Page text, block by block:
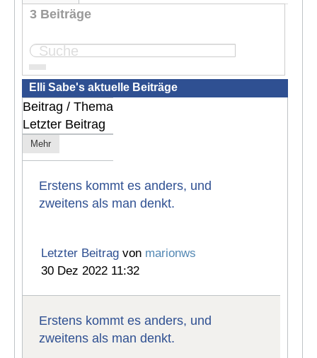
3 Beiträge
Seite:
Elli Sabe's aktuelle Beiträge
Beitrag / Thema
Letzter Beitrag
Mehr
Erstens kommt es anders, und
zweitens als man denkt.
Letzter Beitrag von marionws
30 Dez 2022 11:32
Erstens kommt es anders, und
zweitens als man denkt.